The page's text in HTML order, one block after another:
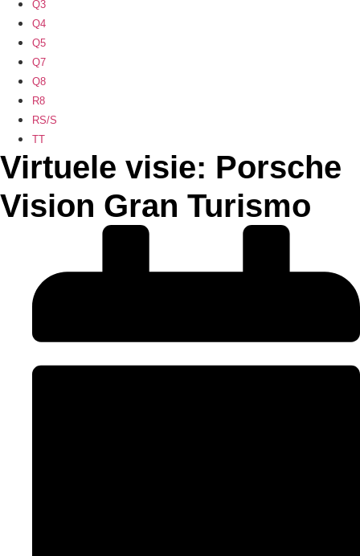
Q3
Q4
Q5
Q7
Q8
R8
RS/S
TT
Virtuele visie: Porsche
Vision Gran Turismo